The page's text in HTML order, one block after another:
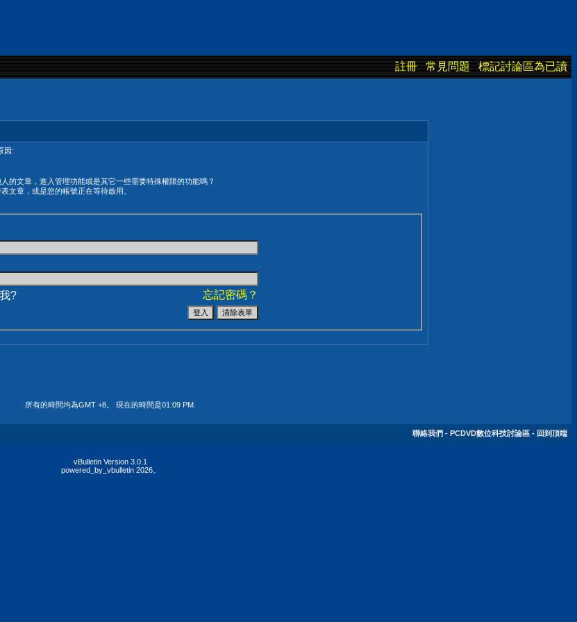
註冊 常見問題 標記討論區為已讀
因:
的文章，進入管理功能或是其它一些需要特殊權限的功能嗎？
文章，或是您的帳號正在等待啟用。
忘記密碼？
?
所有的時間均為GMT +8。 現在的時間是01:09 PM
聯絡我們 - PCDVD數位科技討論區 - 回到頂端
vBulletin Version 3.0.1
powered_by_vbulletin 2026。